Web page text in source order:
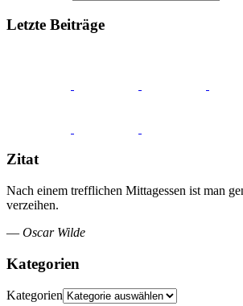
Letzte Beiträge
Zitat
Nach einem trefflichen Mittagessen ist man
verzeihen.
— Oscar Wilde
Kategorien
Kategorien